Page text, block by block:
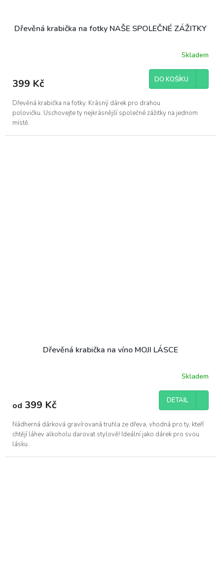
Dřevěná krabička na fotky NAŠE SPOLEČNÉ ZÁŽITKY
Skladem
399 Kč DO KOŠÍKU
Dřevěná krabička na fotky. Krásný dárek pro drahou
polovičku. Uschovejte ty nejkrásnější společné zážitky na jednom
místě.
Dřevěná krabička na víno MOJI LÁSCE
Skladem
od 399 Kč DETAIL
Nádherná dárková gravírovaná truhla ze dřeva, vhodná pro ty, kteří
chtějí láhev alkoholu darovat stylově! Ideální jako dárek pro svou
lásku.